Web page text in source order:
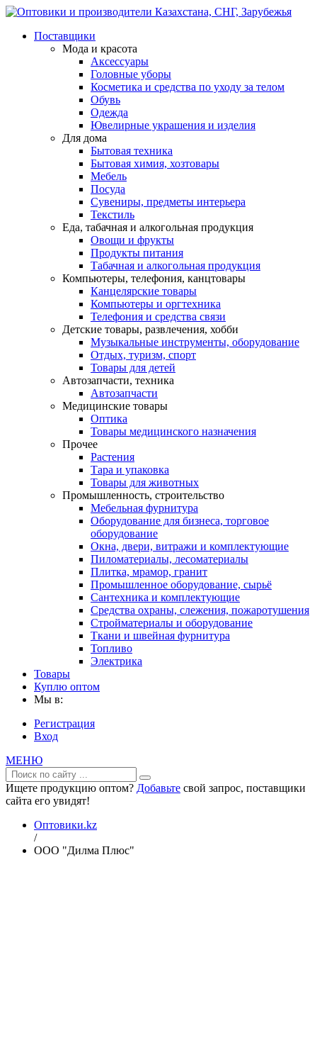
Поставщики
Мода и красота
Аксессуары
Головные уборы
Косметика и средства по уходу за телом
Обувь
Одежда
Ювелирные украшения и изделия
Для дома
Бытовая техника
Бытовая химия, хозтовары
Мебель
Посуда
Сувениры, предметы интерьера
Текстиль
Еда, табачная и алкогольная продукция
Овощи и фрукты
Продукты питания
Табачная и алкогольная продукция
Компьютеры, телефония, канцтовары
Канцелярские товары
Компьютеры и оргтехника
Телефония и средства связи
Детские товары, развлечения, хобби
Музыкальные инструменты, оборудование
Отдых, туризм, спорт
Товары для детей
Автозапчасти, техника
Автозапчасти
Медицинские товары
Оптика
Товары медицинского назначения
Прочее
Растения
Тара и упаковка
Товары для животных
Промышленность, строительство
Мебельная фурнитура
Оборудование для бизнеса, торговое
оборудование
Окна, двери, витражи и комплектующие
Пиломатериалы, лесоматериалы
Плитка, мрамор, гранит
Промышленное оборудование, сырьё
Сантехника и комплектующие
Средства охраны, слежения, пожаротушения
Стройматериалы и оборудование
Ткани и швейная фурнитура
Топливо
Электрика
Товары
Куплю оптом
Мы в:
Регистрация
Вход
МЕНЮ
Ищете продукцию оптом? Добавьте свой запрос, поставщики
сайта его увидят!
Оптовики.kz
/
ООО "Дилма Плюс"